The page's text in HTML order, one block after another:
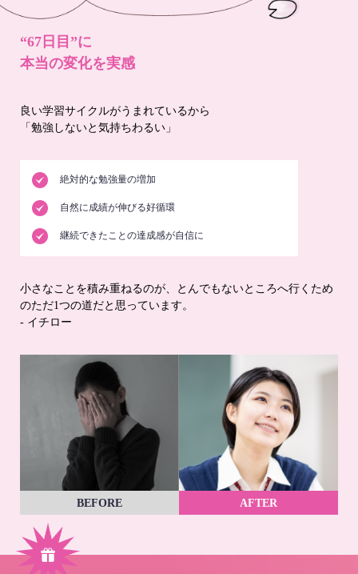
“67日目”に
本当の変化を実感
良い学習サイクルがうまれているから
「勉強しないと気持ちわるい」
絶対的な勉強量の増加
自然に成績が伸びる好循環
継続できたことの達成感が自信に
小さなことを積み重ねるのが、とんでもないところへ行くため
のただ1つの道だと思っています。
- イチロー
BEFORE AFTER